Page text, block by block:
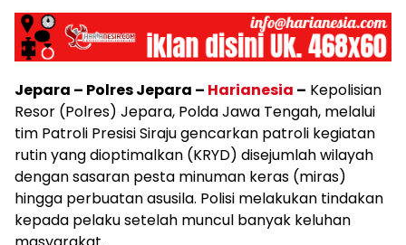
Jepara – Polres Jepara – Harianesia – Kepolisian
Resor (Polres) Jepara, Polda Jawa Tengah, melalui
tim Patroli Presisi Siraju gencarkan patroli kegiatan
rutin yang dioptimalkan (KRYD) disejumlah wilayah
dengan sasaran pesta minuman keras (miras)
hingga perbuatan asusila. Polisi melakukan tindakan
kepada pelaku setelah muncul banyak keluhan